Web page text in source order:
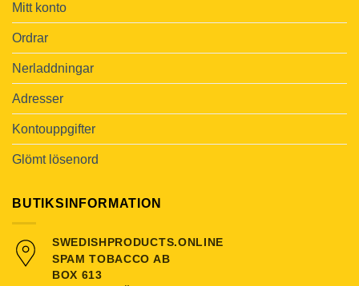
Mitt konto
Ordrar
Nerladdningar
Adresser
Kontouppgifter
Glömt lösenord
BUTIKSINFORMATION
SWEDISHPRODUCTS.ONLINE
SPAM TOBACCO AB
BOX 613